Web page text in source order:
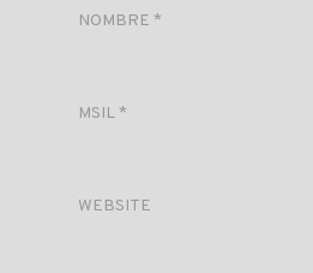
NOMBRE *
MSIL *
WEBSITE